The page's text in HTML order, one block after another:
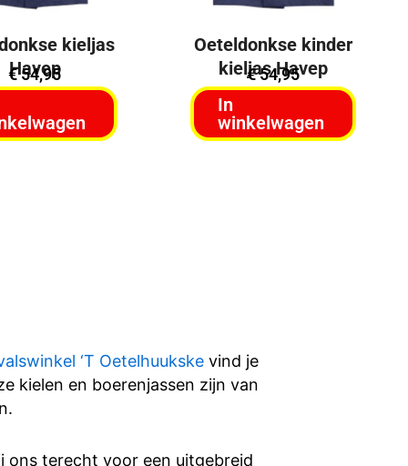
kieljas
Havep
€54,95
Oeteldonkse kinder
kieljas Havep
€54,95
In
winkelwagen
‘T Oetelhuukskevind je
kielen en boerenjassen zijn van
ons terecht voor een uitgebreid